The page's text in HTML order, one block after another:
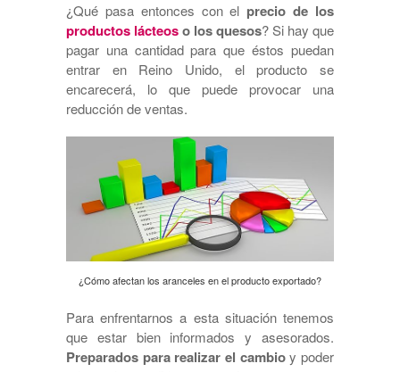
¿Qué pasa entonces con el precio de los
productos lácteoso los quesos? Si hay que
pagar una cantidad para que éstos puedan
entrar en Reino Unido, el producto se
encarecerá, lo que puede provocar una
reducción de ventas.
¿Cómo afectan los aranceles en el producto exportado?
Para enfrentarnos a esta situación tenemos
que estar bien informados y asesorados.
Preparados para realizar el cambioy poder